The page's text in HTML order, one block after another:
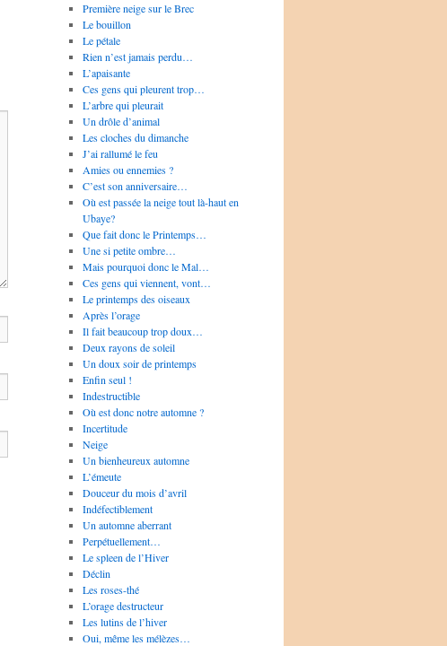
Première neige sur le Brec
Le bouillon
Le pétale
Rien n’est jamais perdu…
L’apaisante
Ces gens qui pleurent trop…
L’arbre qui pleurait
Un drôle d’animal
Les cloches du dimanche
J’ai rallumé le feu
Amies ou ennemies ?
C’est son anniversaire…
Où est passée la neige tout là-haut en
Ubaye?
Que fait donc le Printemps…
Une si petite ombre…
Mais pourquoi donc le Mal…
Ces gens qui viennent, vont…
Le printemps des oiseaux
Après l’orage
Il fait beaucoup trop doux…
Deux rayons de soleil
Un doux soir de printemps
Enfin seul !
Indestructible
Où est donc notre automne ?
Incertitude
Neige
Un bienheureux automne
L’émeute
Douceur du mois d’avril
Indéfectiblement
Un automne aberrant
Perpétuellement…
Le spleen de l’Hiver
Déclin
Les roses-thé
L’orage destructeur
Les lutins de l’hiver
Oui, même les mélèzes…